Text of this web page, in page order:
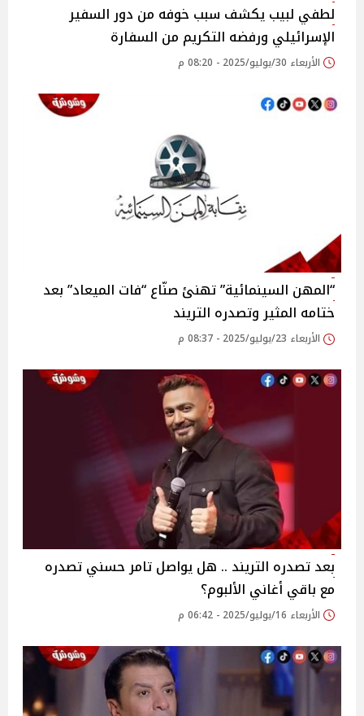
لطفي لبيب يكشف سبب خوفه من دور السفير
الإسرائيلي ورفضه التكريم من السفارة‎
الأربعاء 30/يوليو/2025 - 08:20 م
“المهن السينمائية” تهنئ صنّاع “فات الميعاد” بعد
ختامه المثير وتصدره التريند ‎
الأربعاء 23/يوليو/2025 - 08:37 م
بعد تصدره التريند .. هل يواصل تامر حسني تصدره
مع باقي أغاني الألبوم؟‎
الأربعاء 16/يوليو/2025 - 06:42 م